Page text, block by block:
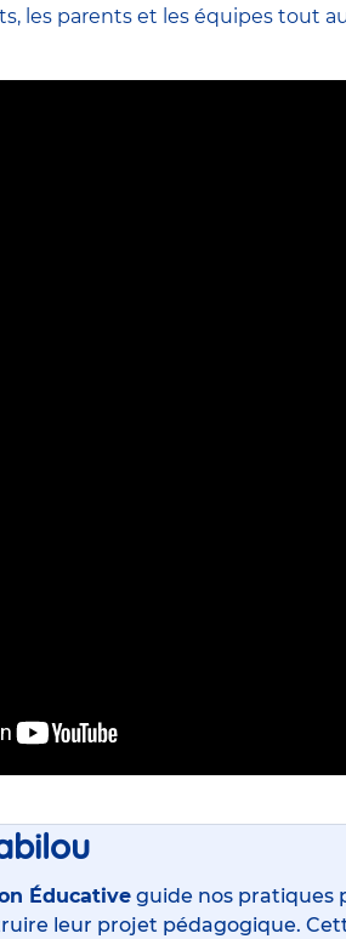
les parents et les équipes tout
Éducative guide nos pratiques
leur projet pédagogique.